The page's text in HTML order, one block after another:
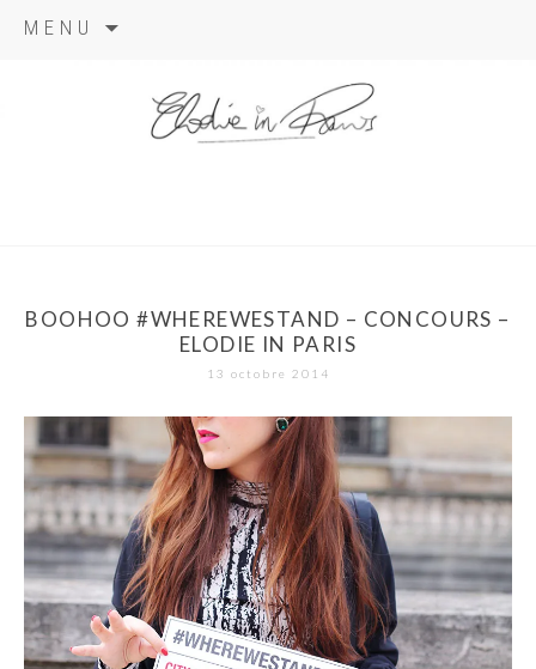
MENU
BOOHOO #WHEREWESTAND – CONCOURS –
ELODIE IN PARIS
13 octobre 2014